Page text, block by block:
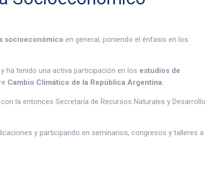
socioeconómico en general, poniendo el énfasis en los
ha tenido una activa participación en los estudios de
Cambio Climático de la República Argentina.
la entonces Secretaría de Recursos Naturales y Desarrollo
y participando en seminarios, congresos y talleres a